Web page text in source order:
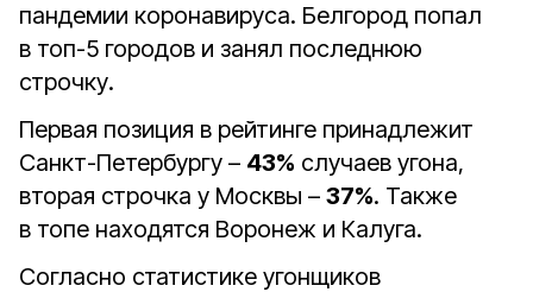
пандемии коронавируса. Белгород попал
в топ-5 городов и занял последнюю
строчку.
Первая позиция в рейтинге принадлежит
Санкт-Петербургу – 43% случаев угона,
вторая строчка у Москвы – 37%. Также
в топе находятся Воронеж и Калуга.
Согласно статистике угонщиков